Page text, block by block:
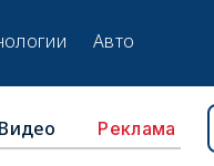
Авто
Видео Реклама